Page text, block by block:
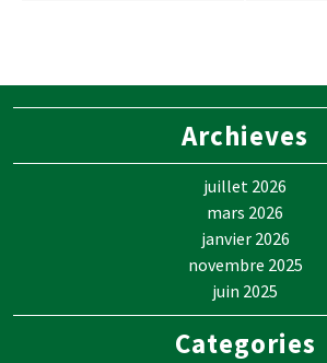
Archieves
juillet 2026
mars 2026
janvier 2026
novembre 2025
juin 2025
Categories